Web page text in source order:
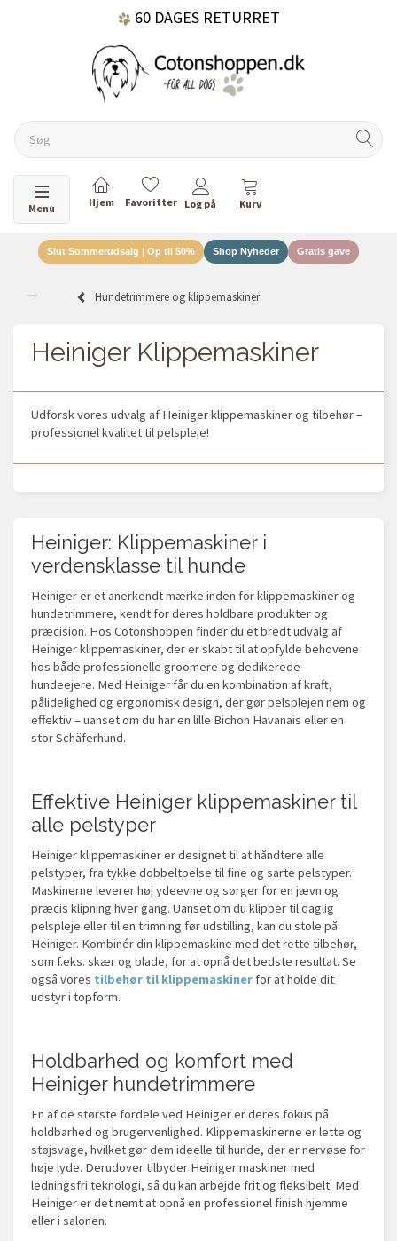
60 DAGES RETURRET
Skifte navigation
Menu
Slut Sommerudsalg | Op til 50% Shop Nyheder Gratis gave
Hundetrimmere og klippemaskiner
Heiniger Klippemaskiner
Udforsk vores udvalg af Heiniger klippemaskiner og tilbehør –
professionel kvalitet til pelspleje!
Heiniger: Klippemaskiner i
verdensklasse til hunde
Heiniger er et anerkendt mærke inden for klippemaskiner og
hundetrimmere, kendt for deres holdbare produkter og
præcision. Hos Cotonshoppen finder du et bredt udvalg af
Heiniger klippemaskiner, der er skabt til at opfylde behovene
hos både professionelle groomere og dedikerede
hundeejere. Med Heiniger får du en kombination af kraft,
pålidelighed og ergonomisk design, der gør pelsplejen nem og
effektiv – uanset om du har en lille Bichon Havanais eller en
stor Schäferhund.
Effektive Heiniger klippemaskiner til
alle pelstyper
Heiniger klippemaskiner er designet til at håndtere alle
pelstyper, fra tykke dobbeltpelse til fine og sarte pelstyper.
Maskinerne leverer høj ydeevne og sørger for en jævn og
præcis klipning hver gang. Uanset om du klipper til daglig
pelspleje eller til en trimning før udstilling, kan du stole på
Heiniger. Kombinér din klippemaskine med det rette tilbehør,
som f.eks. skær og blade, for at opnå det bedste resultat. Se
også vores tilbehør til klippemaskinerfor at holde dit
udstyr i topform.
Holdbarhed og komfort med
Heiniger hundetrimmere
En af de største fordele ved Heiniger er deres fokus på
holdbarhed og brugervenlighed. Klippemaskinerne er lette og
støjsvage, hvilket gør dem ideelle til hunde, der er nervøse for
høje lyde. Derudover tilbyder Heiniger maskiner med
ledningsfri teknologi, så du kan arbejde frit og fleksibelt. Med
Heiniger er det nemt at opnå en professionel finish hjemme
eller i salonen.